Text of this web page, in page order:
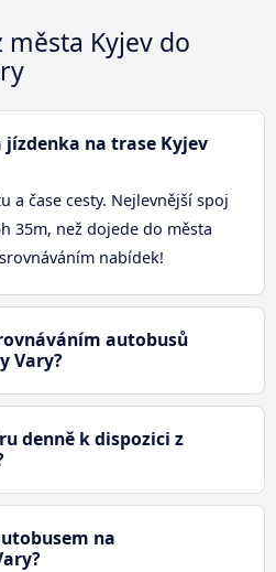
města Kyjev do
na trase Kyjev
a čase cesty. Nejlevnější spoj
35m, než dojede do města
nabídek!
autobusů
Vary?
denně k dispozici z
na